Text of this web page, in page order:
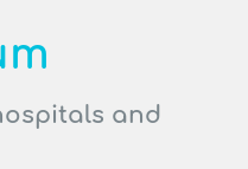
and